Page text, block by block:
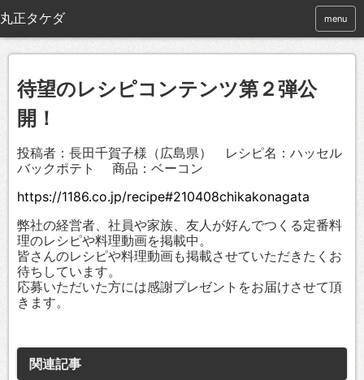
menu
待望のレシピコンテンツ第２弾公
開！
投稿者：長田千賀子様（広島県） レシピ名：ハッセル
バックポテト 商品：ベーコン
https://1186.co.jp/recipe#210408chikakonagata
弊社の経営者、社員や家族、友人が好んでつくる定番料
理のレシピや料理動画を掲載中。
皆さんのレシピや料理動画も掲載させていただきたくお
待ちしています。
応募いただいた方には感謝プレゼントをお届けさせて頂
きます。
関連記事